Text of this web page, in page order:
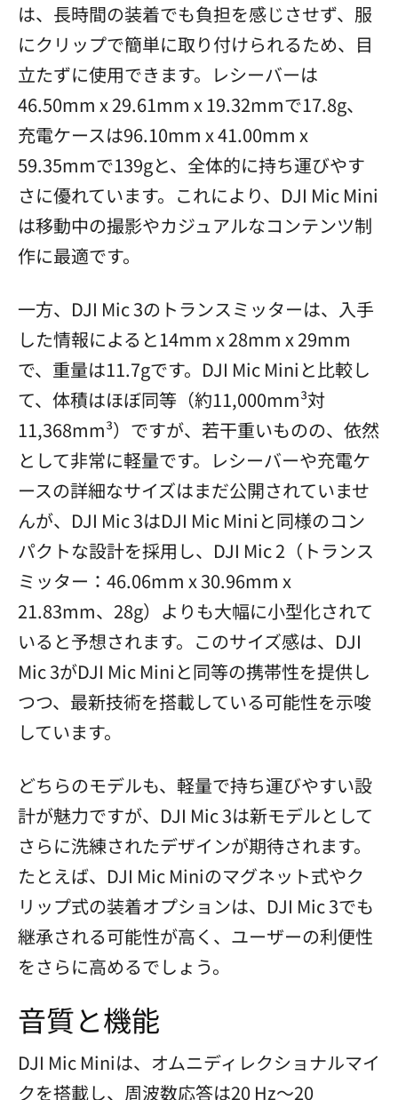
は、長時間の装着でも負担を感じさせず、服
にクリップで簡単に取り付けられるため、目
立たずに使用できます。レシーバーは
46.50mm x 29.61mm x 19.32mmで17.8g、
充電ケースは96.10mm x 41.00mm x
59.35mmで139gと、全体的に持ち運びやす
さに優れています。これにより、DJI Mic Mini
は移動中の撮影やカジュアルなコンテンツ制
作に最適です。
一方、DJI Mic 3のトランスミッターは、入手
した情報によると14mm x 28mm x 29mm
で、重量は11.7gです。DJI Mic Miniと比較し
て、体積はほぼ同等（約11,000mm³対
11,368mm³）ですが、若干重いものの、依然
として非常に軽量です。レシーバーや充電ケ
ースの詳細なサイズはまだ公開されていませ
んが、DJI Mic 3はDJI Mic Miniと同様のコン
パクトな設計を採用し、DJI Mic 2（トランス
ミッター：46.06mm x 30.96mm x
21.83mm、28g）よりも大幅に小型化されて
いると予想されます。このサイズ感は、DJI
Mic 3がDJI Mic Miniと同等の携帯性を提供し
つつ、最新技術を搭載している可能性を示唆
しています。
どちらのモデルも、軽量で持ち運びやすい設
計が魅力ですが、DJI Mic 3は新モデルとして
さらに洗練されたデザインが期待されます。
たとえば、DJI Mic Miniのマグネット式やク
リップ式の装着オプションは、DJI Mic 3でも
継承される可能性が高く、ユーザーの利便性
をさらに高めるでしょう。
音質と機能
DJI Mic Miniは、オムニディレクショナルマイ
クを搭載し、周波数応答は20 Hz～20